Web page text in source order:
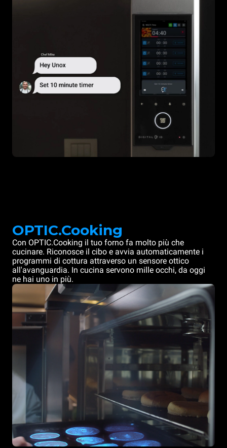
OPTIC.Cooking
Con OPTIC.Cooking il tuo forno fa molto più che
cucinare. Riconosce il cibo e avvia automaticamente i
programmi di cottura attraverso un sensore ottico
all'avanguardia. In cucina servono mille occhi, da oggi
ne hai uno in più.